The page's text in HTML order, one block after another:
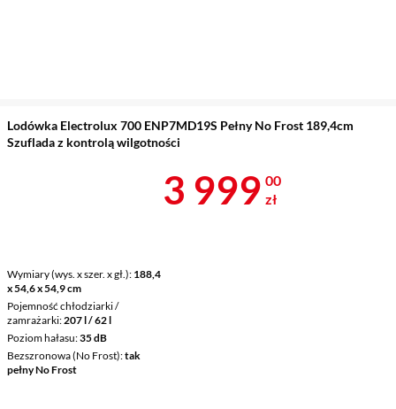
Lodówka Electrolux 700 ENP7MD19S Pełny No Frost 189,4cm
Szuflada z kontrolą wilgotności
Wymiary (wys. x szer. x gł.) 188,4
x 54,6 x 54,9 cm
Pojemność chłodziarki /
zamrażarki 207 l / 62 l
Poziom hałasu 35 dB
Bezszronowa (No Frost) tak
pełny No Frost
Cena 3 999 zł
3 999 00
zł